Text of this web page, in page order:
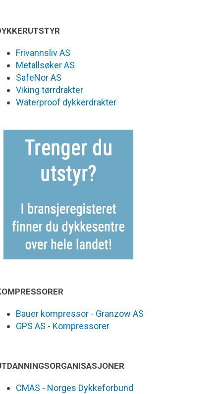
Frivannsliv AS
Metallsøker AS
SafeNor AS
Viking tørrdrakter
Waterproof dykkerdrakter
Bauer kompressor - Granzow AS
GPS AS - Kompressorer
CMAS - Norges Dykkeforbund